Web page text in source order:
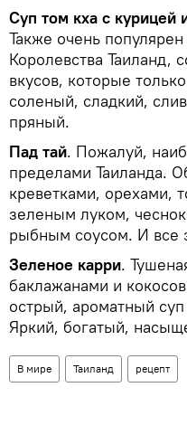
Суп том кха с
Также очень
Королевства Таиланд,
вкусов, которые
соленый, сладкий,
пряный.
Пад тай. Пожалуй,
пределами Таиланда.
креветками, орехами,
зеленым луком,
рыбным соусом. И все
Зеленое карри.
баклажанами и
острый, ароматный
Яркий, богатый,
В мире Таиланд рецепт